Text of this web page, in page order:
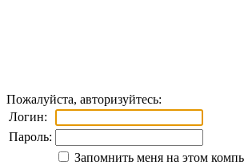
Пожалуйста, авторизуйтесь:
Логин:
Пароль:
Запомнить меня на этом